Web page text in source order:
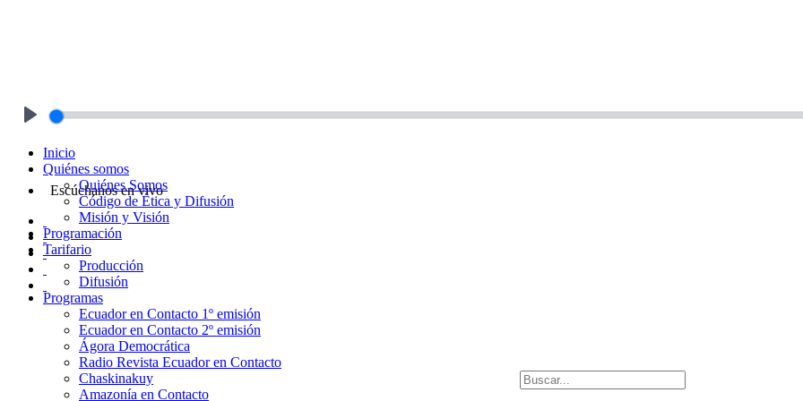
Escúchanos en vivo
Inicio
Quiénes somos
Quiénes Somos
Código de Ética y Difusión
Misión y Visión
Programación
Tarifario
Producción
Difusión
Programas
Ecuador en Contacto 1º emisión
Ecuador en Contacto 2º emisión
Ágora Democrática
Radio Revista Ecuador en Contacto
Chaskinakuy
Amazonía en Contacto